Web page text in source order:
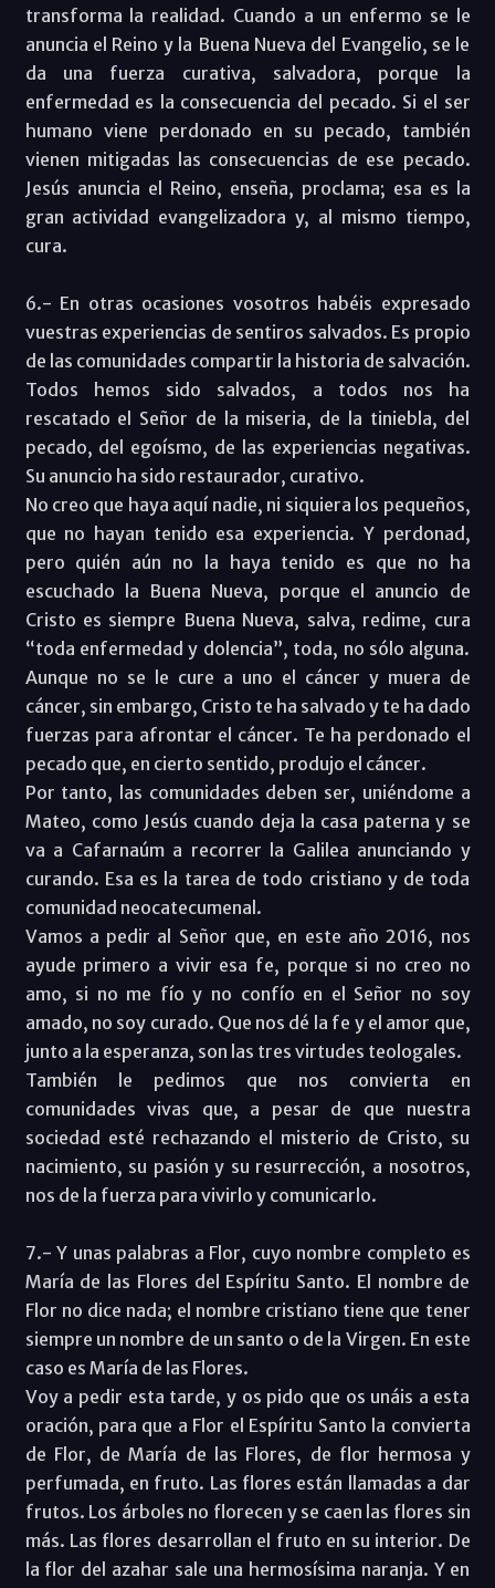
transforma la realidad. Cuando a un enfermo se le
anuncia el Reino y la Buena Nueva del Evangelio, se le
da una fuerza curativa, salvadora, porque la
enfermedad es la consecuencia del pecado. Si el ser
humano viene perdonado en su pecado, también
vienen mitigadas las consecuencias de ese pecado.
Jesús anuncia el Reino, enseña, proclama; esa es la
gran actividad evangelizadora y, al mismo tiempo,
cura.
6.- En otras ocasiones vosotros habéis expresado
vuestras experiencias de sentiros salvados. Es propio
de las comunidades compartir la historia de salvación.
Todos hemos sido salvados, a todos nos ha
rescatado el Señor de la miseria, de la tiniebla, del
pecado, del egoísmo, de las experiencias negativas.
Su anuncio ha sido restaurador, curativo.
No creo que haya aquí nadie, ni siquiera los pequeños,
que no hayan tenido esa experiencia. Y perdonad,
pero quién aún no la haya tenido es que no ha
escuchado la Buena Nueva, porque el anuncio de
Cristo es siempre Buena Nueva, salva, redime, cura
“toda enfermedad y dolencia”, toda, no sólo alguna.
Aunque no se le cure a uno el cáncer y muera de
cáncer, sin embargo, Cristo te ha salvado y te ha dado
fuerzas para afrontar el cáncer. Te ha perdonado el
pecado que, en cierto sentido, produjo el cáncer.
Por tanto, las comunidades deben ser, uniéndome a
Mateo, como Jesús cuando deja la casa paterna y se
va a Cafarnaúm a recorrer la Galilea anunciando y
curando. Esa es la tarea de todo cristiano y de toda
comunidad neocatecumenal.
Vamos a pedir al Señor que, en este año 2016, nos
ayude primero a vivir esa fe, porque si no creo no
amo, si no me fío y no confío en el Señor no soy
amado, no soy curado. Que nos dé la fe y el amor que,
junto a la esperanza, son las tres virtudes teologales.
También le pedimos que nos convierta en
comunidades vivas que, a pesar de que nuestra
sociedad esté rechazando el misterio de Cristo, su
nacimiento, su pasión y su resurrección, a nosotros,
nos de la fuerza para vivirlo y comunicarlo.
7.- Y unas palabras a Flor, cuyo nombre completo es
María de las Flores del Espíritu Santo. El nombre de
Flor no dice nada; el nombre cristiano tiene que tener
siempre un nombre de un santo o de la Virgen. En este
caso es María de las Flores.
Voy a pedir esta tarde, y os pido que os unáis a esta
oración, para que a Flor el Espíritu Santo la convierta
de Flor, de María de las Flores, de flor hermosa y
perfumada, en fruto. Las flores están llamadas a dar
frutos. Los árboles no florecen y se caen las flores sin
más. Las flores desarrollan el fruto en su interior. De
la flor del azahar sale una hermosísima naranja. Y en